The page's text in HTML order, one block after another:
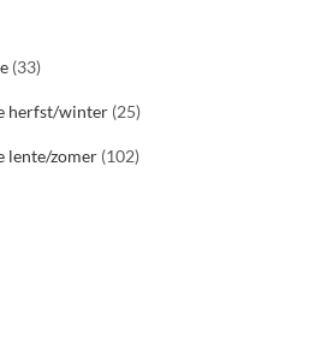
hebben we gedacht
(33)
herfst/winter (25)
lente/zomer (102)